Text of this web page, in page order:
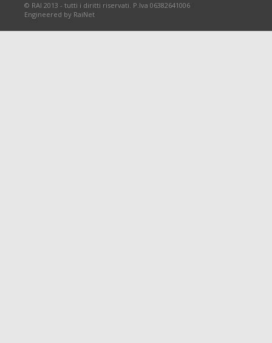
© RAI 2013 - tutti i diritti riservati. P.Iva 06382641006
Engineered by RaiNet